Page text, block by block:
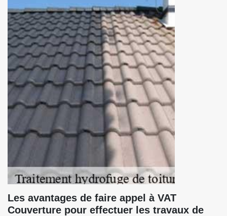
Les avantages de faire appel à VAT
Couverture pour effectuer les travaux de